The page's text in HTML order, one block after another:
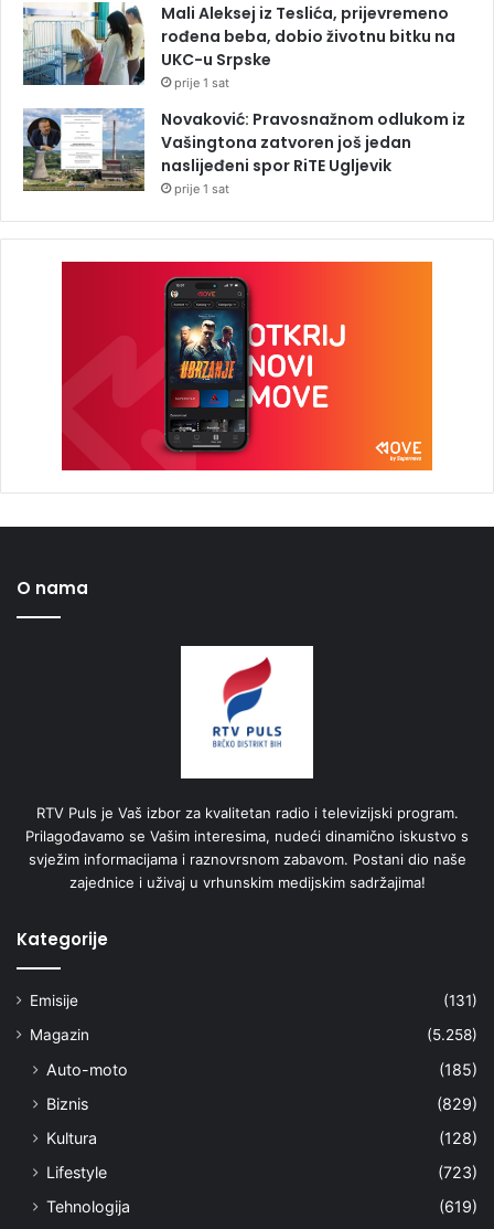
Mali Aleksej iz Teslića, prijevremeno
rođena beba, dobio životnu bitku na
UKC-u Srpske
prije 1 sat
Novaković: Pravosnažnom odlukom iz
Vašingtona zatvoren još jedan
naslijeđeni spor RiTE Ugljevik
prije 1 sat
O nama
RTV Puls je Vaš izbor za kvalitetan radio i televizijski program.
Prilagođavamo se Vašim interesima, nudeći dinamično iskustvo s
svježim informacijama i raznovrsnom zabavom. Postani dio naše
zajednice i uživaj u vrhunskim medijskim sadržajima!
Kategorije
Emisije
(131)
Magazin
(5.258)
Auto-moto
(185)
Biznis
(829)
Kultura
(128)
Lifestyle
(723)
Tehnologija
(619)